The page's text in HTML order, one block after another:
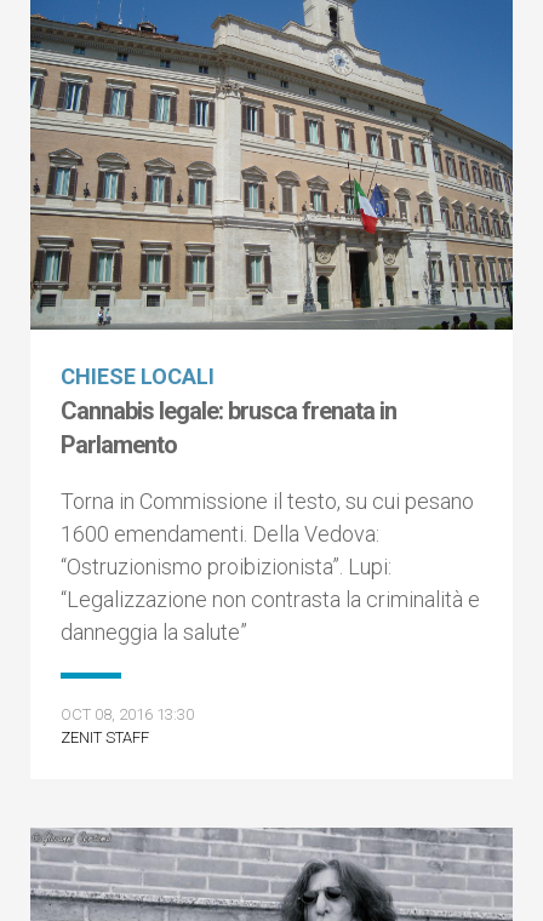
CHIESE LOCALI
Cannabis legale: brusca frenata in
Parlamento
Torna in Commissione il testo, su cui pesano
1600 emendamenti. Della Vedova:
“Ostruzionismo proibizionista”. Lupi:
“Legalizzazione non contrasta la criminalità e
danneggia la salute”
OCT 08, 2016 13:30
ZENIT STAFF